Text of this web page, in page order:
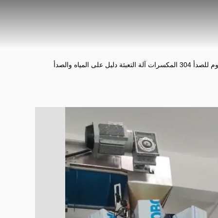
الغذاء صر الفولاذ المقاوم للصدأ 304 المكسرات آلة التعبئة دليل على المياه والصدأ